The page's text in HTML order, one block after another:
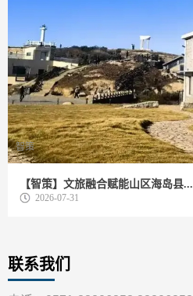
智策
【智策】文旅融合赋能山区海岛县...
2026-07-31
联系我们